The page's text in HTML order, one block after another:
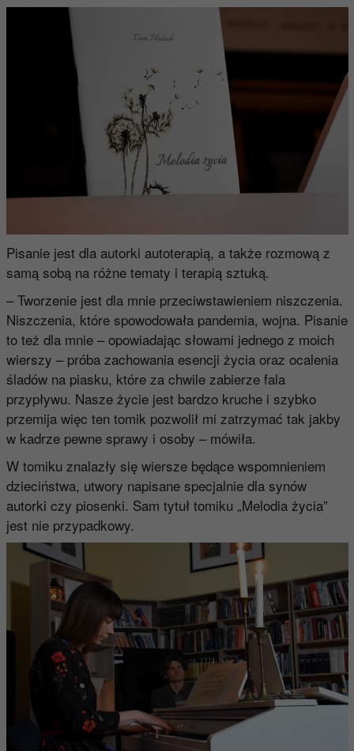
Pisanie jest dla autorki autoterapią, a także rozmową z
samą sobą na różne tematy i terapią sztuką.
– Tworzenie jest dla mnie przeciwstawieniem niszczenia.
Niszczenia, które spowodowała pandemia, wojna. Pisanie
to też dla mnie – opowiadając słowami jednego z moich
wierszy – próba zachowania esencji życia oraz ocalenia
śladów na piasku, które za chwile zabierze fala
przypływu. Nasze życie jest bardzo kruche i szybko
przemija więc ten tomik pozwolił mi zatrzymać tak jakby
w kadrze pewne sprawy i osoby – mówiła.
W tomiku znalazły się wiersze będące wspomnieniem
dzieciństwa, utwory napisane specjalnie dla synów
autorki czy piosenki. Sam tytuł tomiku „Melodia życia”
jest nie przypadkowy.